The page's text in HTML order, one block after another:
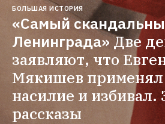
БОЛЬШАЯ ИСТОРИЯ
«Самый
Ленинграда»Две
заявляют, что
Мякишев
насилие и избивал.
рассказы